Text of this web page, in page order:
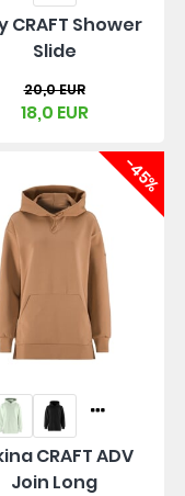
CRAFT Shower
Slide
20,0 EUR
18,0 EUR
-45%
CRAFT ADV
Join Long